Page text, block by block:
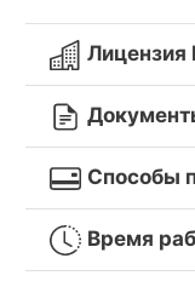
Способы
Время